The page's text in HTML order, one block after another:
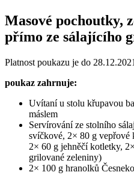
Masové pochoutky,
přímo ze sálajícího
Platnost poukazu je do 28.12.2021
poukaz zahrnuje:
Uvítaní u stolu křupavou
máslem
Servírování ze stolního
svíčkové, 2× 80 g vepřové
2× 60 g jehněčí kotletky,
grilované zeleniny)
2× 100 g hranolků